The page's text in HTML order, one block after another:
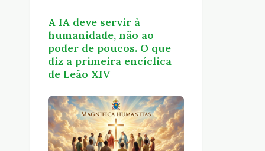
A IA deve servir à
humanidade, não ao
poder de poucos. O que
diz a primeira encíclica
de Leão XIV